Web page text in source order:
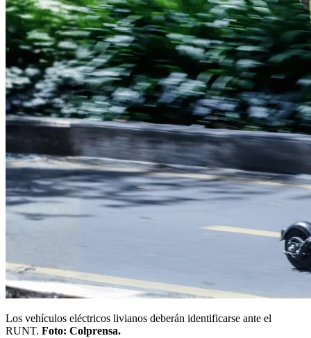
Los vehículos eléctricos livianos deberán identificarse ante el
RUNT. Foto: Colprensa.